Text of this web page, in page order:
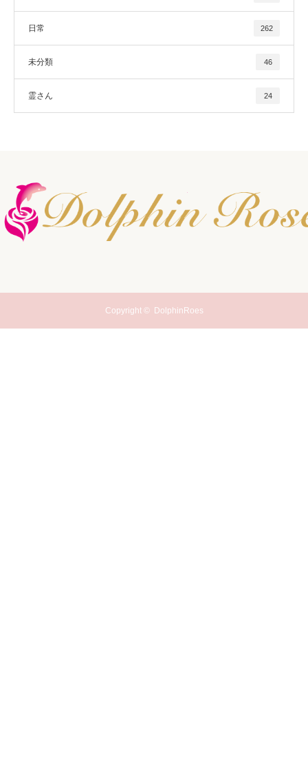
日常 262
未分類 46
霊さん 24
Copyright © DolphinRoes